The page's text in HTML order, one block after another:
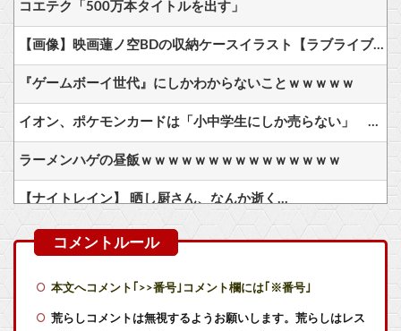
コエテク「500万本タイトルを出す」
【画像】映画蓮ノ空BDの収納ケースイラスト【ラブライブ！】
『ゲームボーイ世代』にしかわからないことｗｗｗｗｗ
イオン、ポケモンカードは「小中学生にしか売らない」 転売対策の決断が「素晴らしい」
ラーメンハゲの昼飯ｗｗｗｗｗｗｗｗｗｗｗｗｗｗｗ
【ナイトレイン】 晒し厨さん、なんか逝く…
【シンデレラガールズ】 百鬼夜行をテーマとしたPOP UP SHOPが東京・大阪にて開催
本文へコメント｢>>番号｣コメント欄には｢※番号｣
荒らしコメントは無視するようお願いします。荒らしはレス